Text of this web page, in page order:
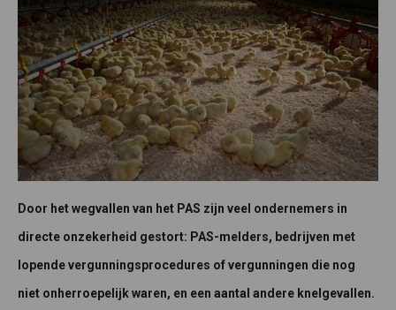
Door het wegvallen van het PAS zijn veel ondernemers in
directe onzekerheid gestort: PAS-melders, bedrijven met
lopende vergunningsprocedures of vergunningen die nog
niet onherroepelijk waren, en een aantal andere knelgevallen.